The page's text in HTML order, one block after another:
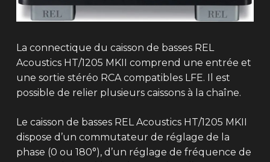
La connectique du caisson de basses REL
Acoustics HT/1205 MKII comprend une entrée et
une sortie stéréo RCA compatibles LFE. Il est
possible de relier plusieurs caissons à la chaîne.
Le caisson de basses REL Acoustics HT/1205 MKII
dispose d’un commutateur de réglage de la
phase (0 ou 180°), d’un réglage de fréquence de